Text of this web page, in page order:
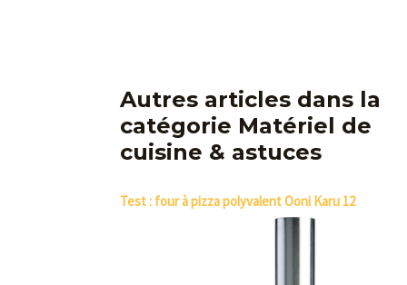
Autres articles dans la
catégorie Matériel de
cuisine & astuces
Test : four à pizza polyvalent Ooni Karu 12